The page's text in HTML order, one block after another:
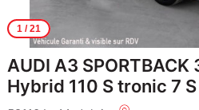
1/ 21
AUDI A3 SPORTBACK
Hybrid 110 S tronic 7